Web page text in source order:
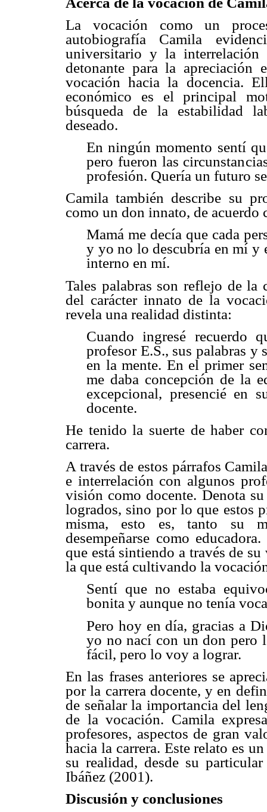
La vocación como un
autobiografía Camila
universitario y la interrelación
detonante para la apreciación
vocación hacia la docencia.
económico es el principal
búsqueda de la estabilidad
deseado.
En ningún momento sentí
pero fueron las
profesión. Quería un futuro
Camila también describe su
como un don innato, de acuerdo
Mamá me decía que cada
y yo no lo descubría en mí y
interno en mí.
Tales palabras son reflejo de la
del carácter innato de la
revela una realidad distinta:
Cuando ingresé
profesor E.S., sus palabras y
en la mente. En el primer
me daba concepción de la
excepcional, presencié en
docente.
He tenido la suerte de haber
carrera.
A través de estos párrafos
e interrelación con algunos
visión como docente. Denota
logrados, sino por lo que estos
misma, esto es, tanto su
desempeñarse como
que está sintiendo a través de
la que está cultivando la
Sentí que no estaba
bonita y aunque no tenía
Pero hoy en día, gracias a
yo no nací con un don pero
fácil, pero lo voy a lograr.
En las frases anteriores se
por la carrera docente, y en
de señalar la importancia del
de la vocación. Camila
profesores, aspectos de gran
hacia la carrera. Este relato es
su realidad, desde su
Ibáñez (2001).
Discusión y conclusiones